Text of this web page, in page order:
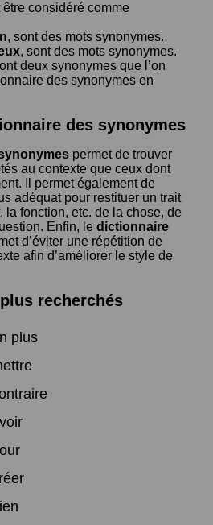
être considéré comme
, sont des mots synonymes.
, sont des mots synonymes.
deux synonymes que l’on
des synonymes en
des synonymes
permet de trouver
au contexte que ceux dont
Il permet également de
adéquat pour restituer un trait
la fonction, etc. de la chose, de
Enfin, le dictionnaire
d’éviter une répétition de
afin d’améliorer le style de
recherchés
plus